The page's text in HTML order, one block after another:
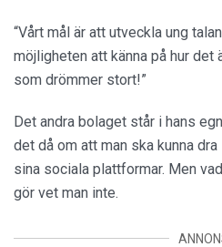
“Vårt mål är att utveckla ung
möjligheten att känna på hur det
som drömmer stort!”
Det andra bolaget står i hans
det då om att man ska kunna
sina sociala plattformar. Men
gör vet man inte.